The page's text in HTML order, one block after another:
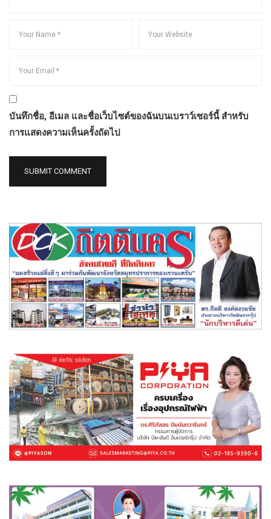
บันทึกชื่อ, อีเมล และชื่อเว็บไซต์ของฉันบนเบราว์เซอร์นี้ สำหรับ
การแสดงความเห็นครั้งถัดไป